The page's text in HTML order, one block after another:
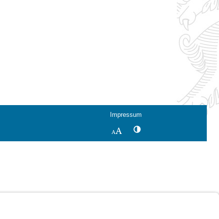
Impressum
SchriftgrößeKontrastwechsel